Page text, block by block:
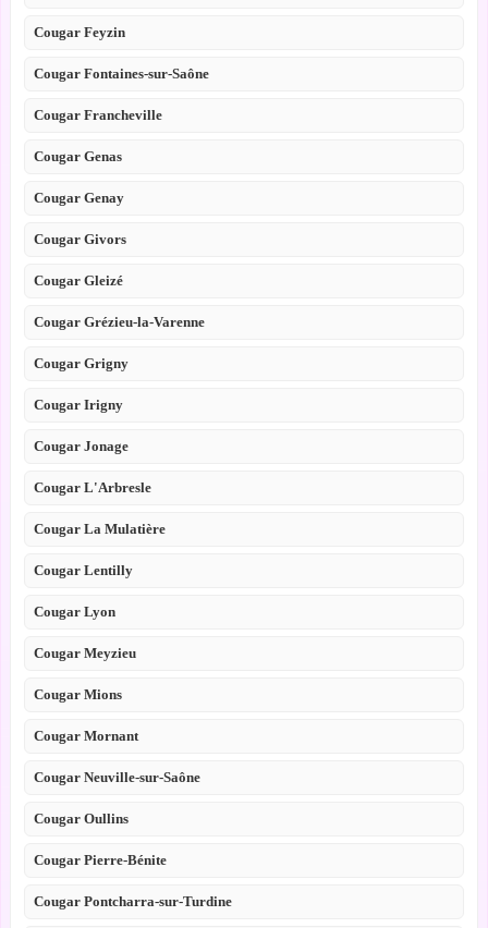
Cougar Feyzin
Cougar Fontaines-sur-Saône
Cougar Francheville
Cougar Genas
Cougar Genay
Cougar Givors
Cougar Gleizé
Cougar Grézieu-la-Varenne
Cougar Grigny
Cougar Irigny
Cougar Jonage
Cougar L'Arbresle
Cougar La Mulatière
Cougar Lentilly
Cougar Lyon
Cougar Meyzieu
Cougar Mions
Cougar Mornant
Cougar Neuville-sur-Saône
Cougar Oullins
Cougar Pierre-Bénite
Cougar Pontcharra-sur-Turdine